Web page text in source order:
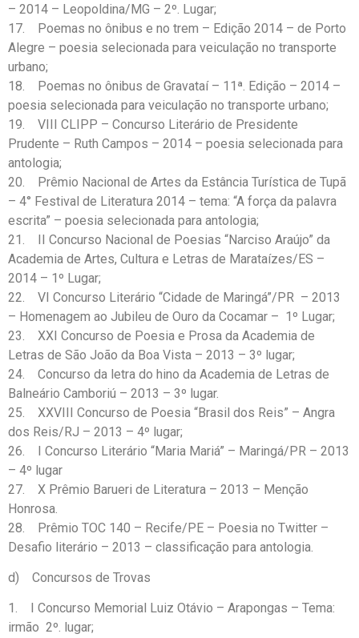
– 2014 – Leopoldina/MG – 2º. Lugar;
17. Poemas no ônibus e no trem – Edição 2014 – de Porto
Alegre – poesia selecionada para veiculação no transporte
urbano;
18. Poemas no ônibus de Gravataí – 11ª. Edição – 2014 –
poesia selecionada para veiculação no transporte urbano;
19. VIII CLIPP – Concurso Literário de Presidente
Prudente – Ruth Campos – 2014 – poesia selecionada para
antologia;
20. Prêmio Nacional de Artes da Estância Turística de Tupã
– 4° Festival de Literatura 2014 – tema: “A força da palavra
escrita” – poesia selecionada para antologia;
21. II Concurso Nacional de Poesias “Narciso Araújo” da
Academia de Artes, Cultura e Letras de Marataízes/ES –
2014 – 1º Lugar;
22. VI Concurso Literário “Cidade de Maringá”/PR – 2013
– Homenagem ao Jubileu de Ouro da Cocamar – 1º Lugar;
23. XXI Concurso de Poesia e Prosa da Academia de
Letras de São João da Boa Vista – 2013 – 3º lugar;
24. Concurso da letra do hino da Academia de Letras de
Balneário Camboriú – 2013 – 3º lugar.
25. XXVIII Concurso de Poesia “Brasil dos Reis” – Angra
dos Reis/RJ – 2013 – 4º lugar;
26. I Concurso Literário “Maria Mariá” – Maringá/PR – 2013
– 4º lugar
27. X Prêmio Barueri de Literatura – 2013 – Menção
Honrosa.
28. Prêmio TOC 140 – Recife/PE – Poesia no Twitter –
Desafio literário – 2013 – classificação para antologia.
d) Concursos de Trovas
1. I Concurso Memorial Luiz Otávio – Arapongas – Tema:
irmão 2º. lugar;